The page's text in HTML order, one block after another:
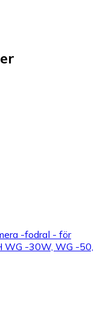
-fodral - för
WG -30W, WG -50,